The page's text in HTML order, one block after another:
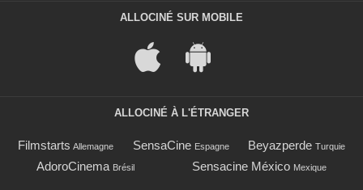
ALLOCINÉ SUR MOBILE
ALLOCINÉ À L'ÉTRANGER
Filmstarts Allemagne SensaCine Espagne Beyazperde Turquie
AdoroCinema Brésil Sensacine México Mexique